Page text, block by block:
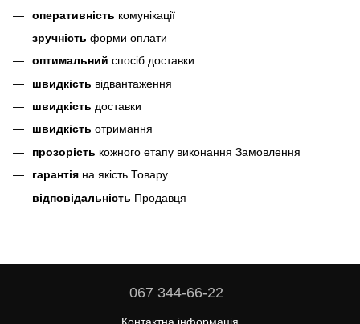
оперативність комунікації
зручність форми оплати
оптимальний спосіб доставки
швидкість відвантаження
швидкість доставки
швидкість отримання
прозорість кожного етапу виконання Замовлення
гарантія на якість Товару
відповідальність Продавця
067 344-66-22